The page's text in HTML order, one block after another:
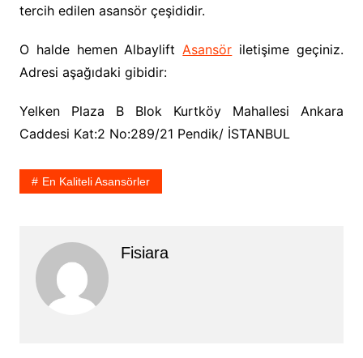
tercih edilen asansör çeşididir.
O halde hemen AlbayliftAsansör iletişime geçiniz.
Adresi aşağıdaki gibidir:
Yelken Plaza B Blok Kurtköy Mahallesi Ankara
Caddesi Kat:2 No:289/21 Pendik/ İSTANBUL
En Kaliteli Asansörler
Fisiara